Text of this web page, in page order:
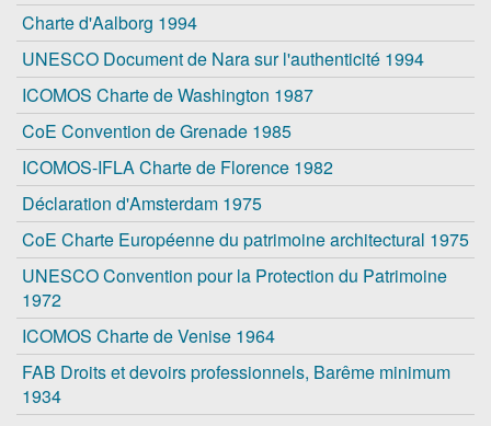
Charte d'Aalborg 1994
UNESCO Document de Nara sur l'authenticité 1994
ICOMOS Charte de Washington 1987
CoE Convention de Grenade 1985
ICOMOS-IFLA Charte de Florence 1982
Déclaration d'Amsterdam 1975
CoE Charte Européenne du patrimoine architectural 1975
UNESCO Convention pour la Protection du Patrimoine
1972
ICOMOS Charte de Venise 1964
FAB Droits et devoirs professionnels, Barême minimum
1934